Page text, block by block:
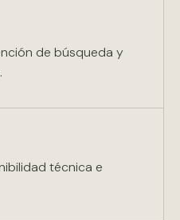
de búsqueda y
técnica e